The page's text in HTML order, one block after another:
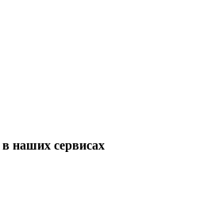
в наших сервисах